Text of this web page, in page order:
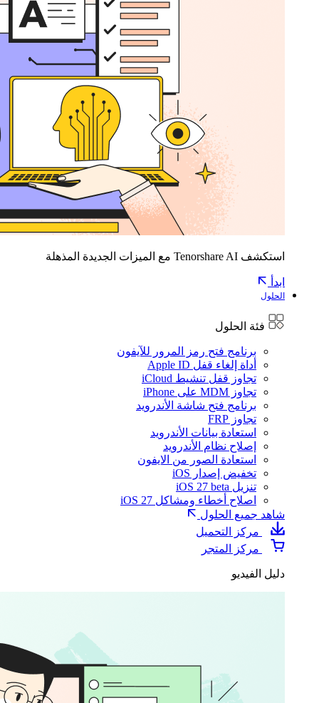
استكشف Tenorshare AI مع الميزات الجديدة المذهلة
ابدأ
الحلول
فئة الحلول
برنامج فتح رمز المرور للآيفون
أداة إلغاء قفل Apple ID
تجاوز قفل تنشيط iCloud
تجاوز MDM على iPhone
برنامج فتح شاشة الأندرويد
تجاوز FRP
استعادة بيانات الأندرويد
إصلاح نظام الأندرويد
استعادة الصور من الايفون
تخفيض إصدار iOS
تنزيل iOS 27 beta
اصلاح أخطاء ومشاكل iOS 27
شاهد جميع الحلول
مركز التحميل
مركز المتجر
دليل الفيديو